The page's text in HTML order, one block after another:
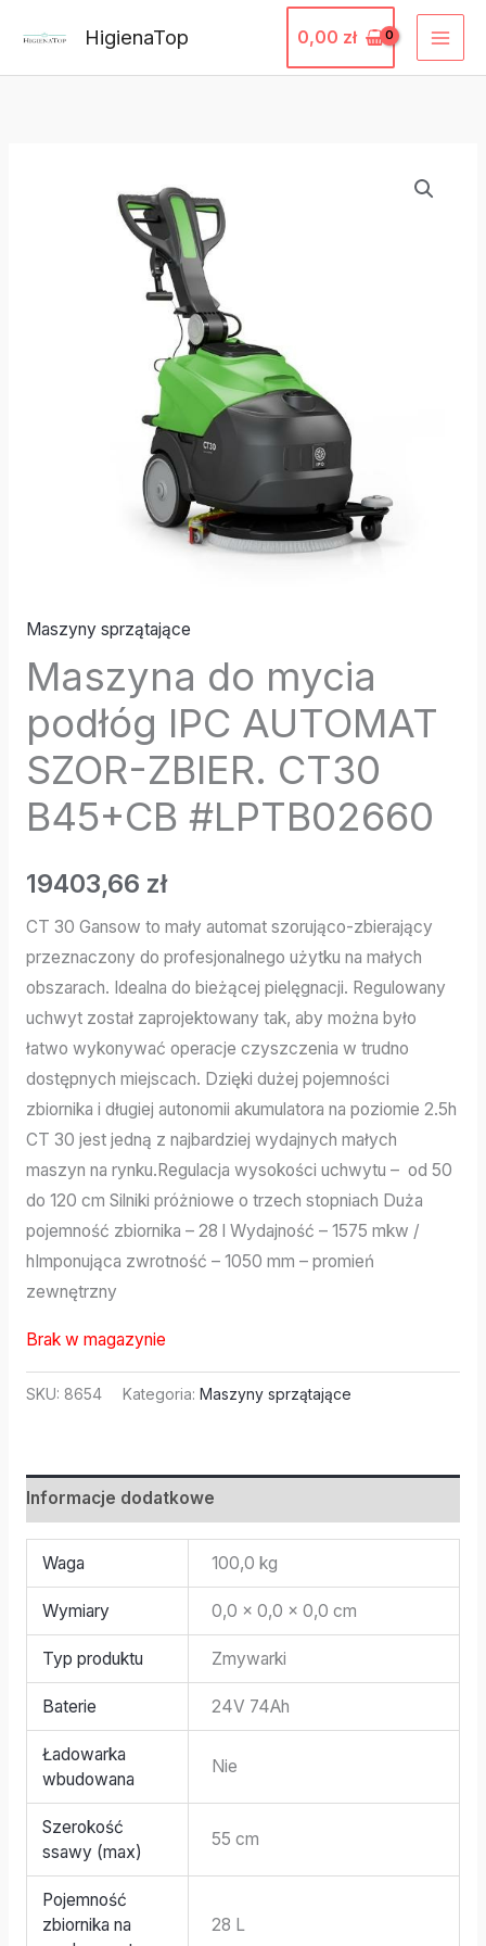
treści
HigienaTop 0,00 zł
Maszyny sprzątające
Maszyna do mycia
podłóg IPC AUTOMAT
SZOR-ZBIER. CT30
B45+CB #LPTB02660
19403,66 zł
CT 30 Gansow to mały automat szorująco-zbierający
przeznaczony do profesjonalnego użytku na małych
obszarach. Idealna do bieżącej pielęgnacji. Regulowany
uchwyt został zaprojektowany tak, aby można było
łatwo wykonywać operacje czyszczenia w trudno
dostępnych miejscach. Dzięki dużej pojemności
zbiornika i długiej autonomii akumulatora na poziomie 2.5h
CT 30 jest jedną z najbardziej wydajnych małych
maszyn na rynku.Regulacja wysokości uchwytu – od 50
do 120 cm Silniki próżniowe o trzech stopniach Duża
pojemność zbiornika – 28 l Wydajność – 1575 mkw /
hImponująca zwrotność – 1050 mm – promień
zewnętrzny
Brak w magazynie
SKU: 8654 Kategoria: Maszyny sprzątające
Informacje dodatkowe
Waga 100,0 kg
Wymiary 0,0 × 0,0 × 0,0 cm
Typ produktu Zmywarki
Baterie 24V 74Ah
Ładowarka
wbudowana
Nie
Szerokość
ssawy (max)
55 cm
Pojemność
zbiornika na
28 L